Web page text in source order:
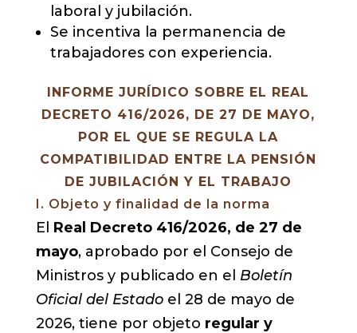
laboral y jubilación.
Se incentiva la permanencia de
trabajadores con experiencia.
INFORME JURÍDICO SOBRE EL REAL
DECRETO 416/2026, DE 27 DE MAYO,
POR EL QUE SE REGULA LA
COMPATIBILIDAD ENTRE LA PENSIÓN
DE JUBILACIÓN Y EL TRABAJO
I. Objeto y finalidad de la norma
El Real Decreto 416/2026, de 27 de
mayo, aprobado por el Consejo de
Ministros y publicado en el Boletín
Oficial del Estadoel 28 de mayo de
2026, tiene por objeto regular y